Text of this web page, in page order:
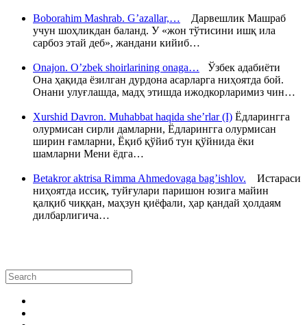
Boborahim Mashrab. G’azallar,… Дарвешлик Машраб
учун шоҳликдан баланд. У «жон тўтисини ишқ ила
сарбоз этай деб», жандани кийиб…
Onajon. O’zbek shoirlarining onaga… Ўзбек адабиёти
Она ҳақида ёзилган дурдона асарларга ниҳоятда бой.
Онани улуғлашда, мадҳ этишда ижодкорларимиз чин…
Xurshid Davron. Muhabbat haqida she’rlar (I) Ёдларингга
олурмисан сирли дамларни, Ёдларингга олурмисан
ширин ғамларни, Ёқиб қўйиб тун қўйнида ёки
шамларни Мени ёдга…
Betakror aktrisa Rimma Ahmedovaga bag’ishlov. Истараси
ниҳоятда иссиқ, туйғулари паришон юзига майин
қалқиб чиққан, маҳзун қиёфали, ҳар қандай ҳолдаям
дилбарлигича…